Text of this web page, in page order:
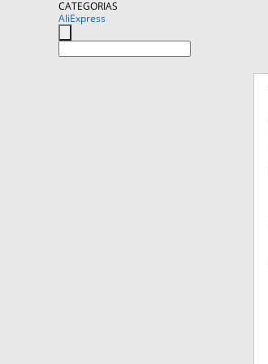
CATEGORIAS
AliExpress